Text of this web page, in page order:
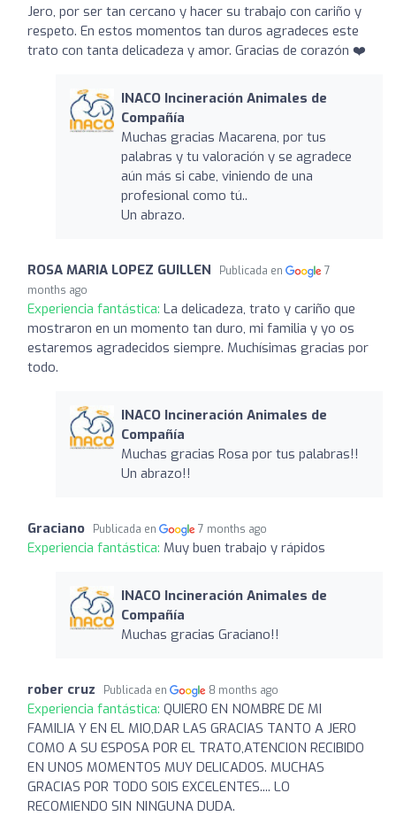
Jero, por ser tan cercano y hacer su trabajo con cariño y
respeto. En estos momentos tan duros agradeces este
trato con tanta delicadeza y amor. Gracias de corazón ❤️
INACO Incineración Animales de
Compañía
Muchas gracias Macarena, por tus
palabras y tu valoración y se agradece
aún más si cabe, viniendo de una
profesional como tú..
Un abrazo.
ROSA MARIA LOPEZ GUILLEN Publicada en
7
months ago
Experiencia fantástica: La delicadeza, trato y cariño que
mostraron en un momento tan duro, mi familia y yo os
estaremos agradecidos siempre. Muchísimas gracias por
todo.
INACO Incineración Animales de
Compañía
Muchas gracias Rosa por tus palabras!!
Un abrazo!!
Graciano Publicada en 7 months ago
Experiencia fantástica: Muy buen trabajo y rápidos
INACO Incineración Animales de
Compañía
Muchas gracias Graciano!!
rober cruz Publicada en 8 months ago
Experiencia fantástica: QUIERO EN NOMBRE DE MI
FAMILIA Y EN EL MIO,DAR LAS GRACIAS TANTO A JERO
COMO A SU ESPOSA POR EL TRATO,ATENCION RECIBIDO
EN UNOS MOMENTOS MUY DELICADOS. MUCHAS
GRACIAS POR TODO SOIS EXCELENTES.... LO
RECOMIENDO SIN NINGUNA DUDA.